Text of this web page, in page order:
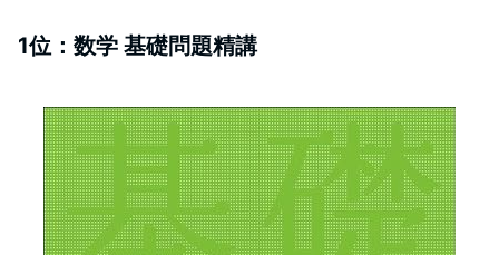
1位：数学 基礎問題精講